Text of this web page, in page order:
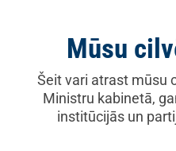
Mūsu
Šeit vari atrast mūsu
Ministru kabinetā,
institūcijās un